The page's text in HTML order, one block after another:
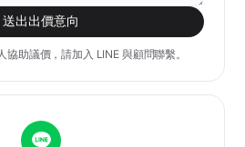
送出出價意向
助議價，請加入 LINE 與顧問聯繫。